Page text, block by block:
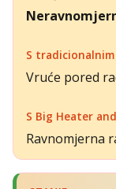
Vruće pored
Ravnomjerna